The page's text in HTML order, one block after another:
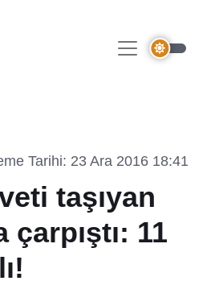
Tarihi: 23 Ara 2016 18:41
taşıyan
çarpıştı: 11